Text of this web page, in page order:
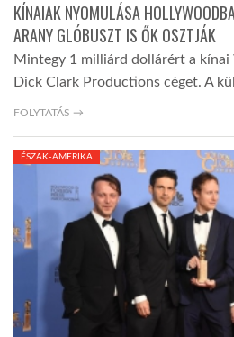
KÍNAIAK NYOMULÁSA
ARANY GLÓBUSZT IS ŐK OSZTJÁK
Mintegy 1 milliárd dollárért a kínai
Dick Clark Productions céget. A
FOLYTATÁS →
ÉSZAK-AMERIKA